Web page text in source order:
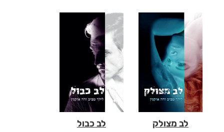
לב מצולק לב כבול